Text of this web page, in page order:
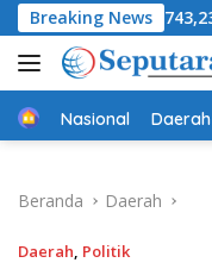
Langsung
ke
konten
Breaking News
Rp743,23 Miliar
Beranda
Nasional Daerah
Beranda Daerah
Daerah, Politik